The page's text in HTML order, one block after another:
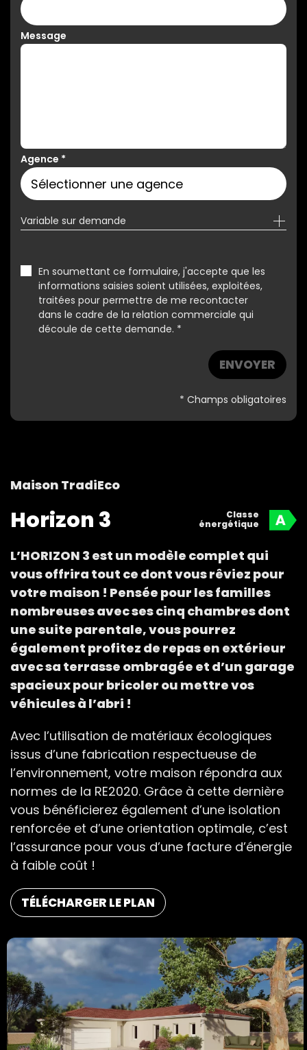
Message
Agence *
Variable sur demande
En soumettant ce formulaire, j'accepte que les
informations saisies soient utilisées, exploitées,
traitées pour permettre de me recontacter
dans le cadre de la relation commerciale qui
découle de cette demande. *
ENVOYER
* Champs obligatoires
Maison TradiEco
Horizon 3
Classe
énergétique
L’HORIZON 3 est un modèle complet qui
vous offrira tout ce dont vous rêviez pour
votre maison ! Pensée pour les familles
nombreuses avec ses cinq chambres dont
une suite parentale, vous pourrez
également profitez de repas en extérieur
avec sa terrasse ombragée et d’un garage
spacieux pour bricoler ou mettre vos
véhicules à l’abri !
Avec l’utilisation de matériaux écologiques
issus d’une fabrication respectueuse de
l’environnement, votre maison répondra aux
normes de la RE2020. Grâce à cette dernière
vous bénéficierez également d’une isolation
renforcée et d’une orientation optimale, c’est
l’assurance pour vous d’une facture d’énergie
à faible coût !
TÉLÉCHARGER LE PLAN